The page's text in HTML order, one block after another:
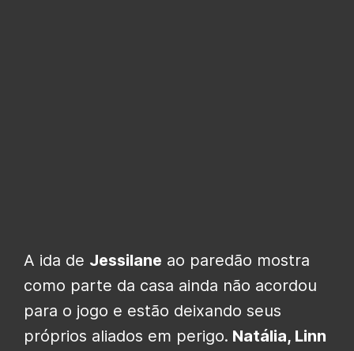
A ida de Jessilane ao paredão mostra
como parte da casa ainda não acordou
para o jogo e estão deixando seus
próprios aliados em perigo. Natália, Linn